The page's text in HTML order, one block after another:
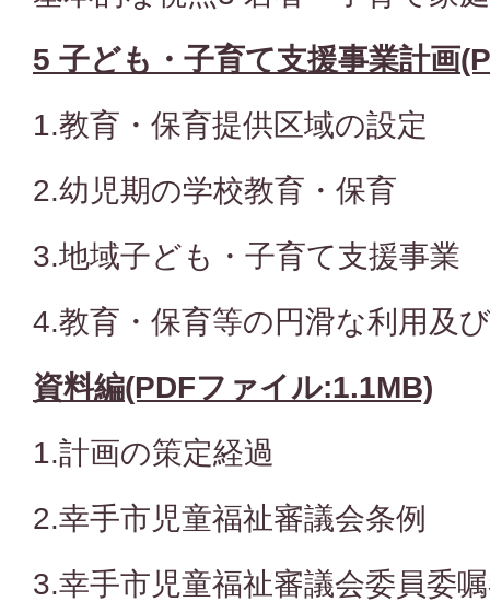
5 子ども・子育て支援事業計画
1.教育・保育提供区域の設定
2.幼児期の学校教育・保育
3.地域子ども・子育て支援事業
4.教育・保育等の円滑な利用及
資料編(PDFファイル:1.1MB)
1.計画の策定経過
2.幸手市児童福祉審議会条例
3.幸手市児童福祉審議会委員委